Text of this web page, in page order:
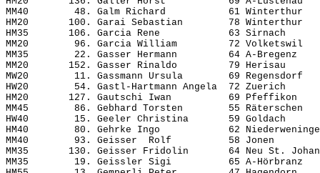
MM40        48. Galm Richard           61
HM20       100. Garai Sebastian        78
HM35       106. Garcia Rene            63 Sirnach
MM20        96. Garcia William         72
MM35        22. Gasser Hermann         64 A-
MM20       152. Gasser Rinaldo         79 Herisau
MW20        11. Gassmann Ursula        69
HW20        54. Gastl-Hartmann Angela  72
HM20       127. Gautschi Iwan          69 Pfeffikon
MM45        86. Gebhard Torsten        55
HW40        15. Geeler Christina       59 Goldach
HM40        80. Gehrke Ingo            62
MM40        93. Geisser  Rolf          58 Jonen
MM35       130. Geisser Fridolin       64 Neu St.
MM35        19. Geissler Sigi          65 A-